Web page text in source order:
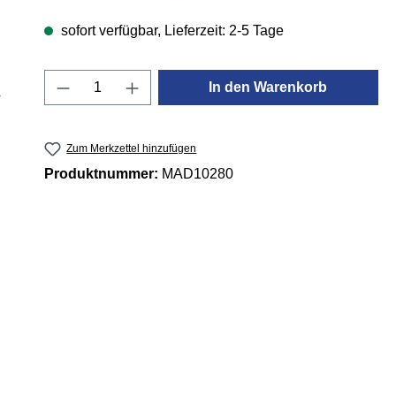
sofort verfügbar, Lieferzeit: 2-5 Tage
Produkt Anzahl: Gib den
In den Warenkorb
Zum Merkzettel hinzufügen
Produktnummer: MAD10280